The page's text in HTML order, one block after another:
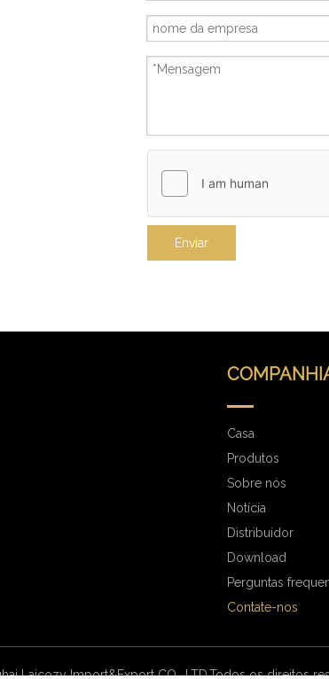
Enviar
Casa
Produtos
Sobre nós
Notícia
Distribuidor
Download
Perguntas
Contate-nos
Laicozy Import&Export CO., LTD.Todos os direitos